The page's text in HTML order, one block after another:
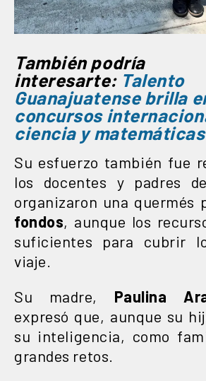
También podría
interesarte: Talento
Guanajuatense brilla
concursos
ciencia y matemáticas
Su esfuerzo también fue
los docentes y padres
organizaron una quermés
fondos, aunque los
suficientes para cubrir
viaje.
Su madre, Paulina
expresó que, aunque su
su inteligencia, como
grandes retos.